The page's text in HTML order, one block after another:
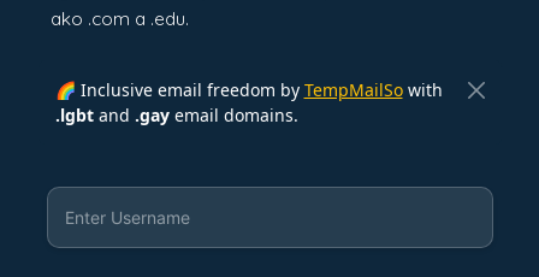
ako .com a .edu.
🌈 Inclusive email freedom by TempMailSowith
.lgbtand .gayemail domains.